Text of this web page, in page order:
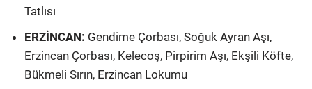
Tatlısı
ERZİNCAN: Gendime Çorbası, Soğuk Ayran Aşı,
Erzincan Çorbası, Kelecoş, Pirpirim Aşı, Ekşili Köfte,
Bükmeli Sırın, Erzincan Lokumu